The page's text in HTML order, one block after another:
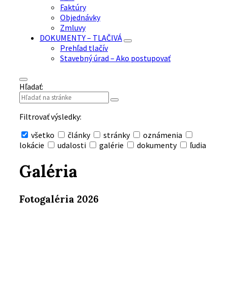
Faktúry
Objednávky
Zmluvy
DOKUMENTY – TLAČIVÁ
Prehľad tlačív
Stavebný úrad – Ako postupovať
Hľadať:
Filtrovať výsledky:
všetko
články stránky
oznámenia
lokácie
udalosti galérie dokumenty ľudia
vyhľadávanie
Galéria
Fotogaléria 2026